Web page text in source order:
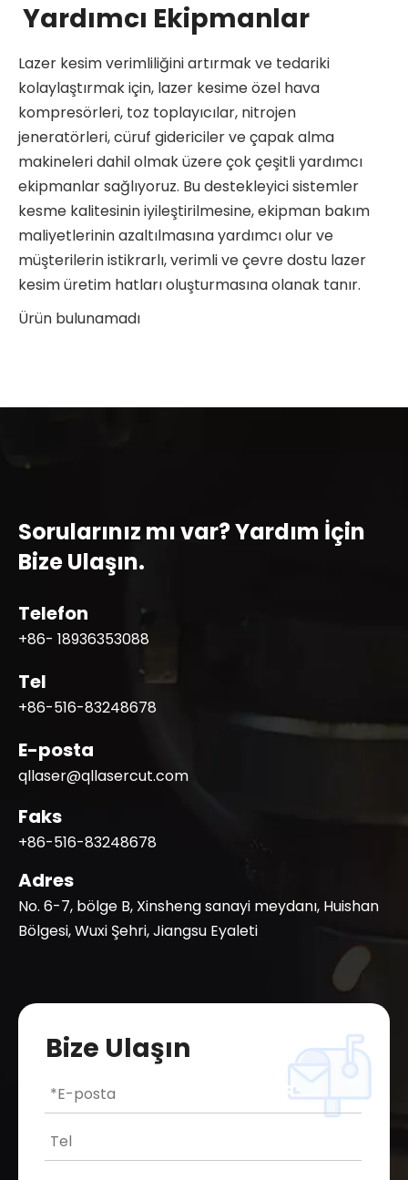
Yardımcı Ekipmanlar
Lazer kesim verimliliğini artırmak ve tedariki
kolaylaştırmak için, lazer kesime özel hava
kompresörleri, toz toplayıcılar, nitrojen
jeneratörleri, cüruf gidericiler ve çapak alma
makineleri dahil olmak üzere çok çeşitli yardımcı
ekipmanlar sağlıyoruz. Bu destekleyici sistemler
kesme kalitesinin iyileştirilmesine, ekipman bakım
maliyetlerinin azaltılmasına yardımcı olur ve
müşterilerin istikrarlı, verimli ve çevre dostu lazer
kesim üretim hatları oluşturmasına olanak tanır.
Ürün bulunamadı
Sorularınız mı var? Yardım İçin
Bize Ulaşın.
Telefon
+86- 18936353088
Tel
+86-516-83248678
E-posta
qllaser@qllasercut.com
Faks
+86-516-83248678
Adres
No. 6-7, bölge B, Xinsheng sanayi meydanı, Huishan
Bölgesi, Wuxi Şehri, Jiangsu Eyaleti
Bize Ulaşın